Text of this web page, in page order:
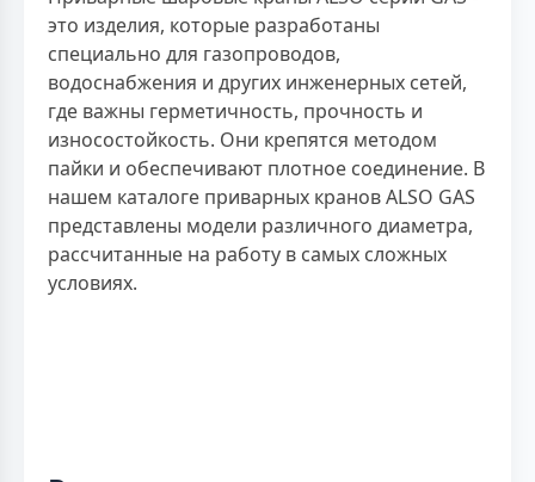
это изделия, которые разработаны
специально для газопроводов,
водоснабжения и других инженерных сетей,
где важны герметичность, прочность и
износостойкость. Они крепятся методом
пайки и обеспечивают плотное соединение. В
нашем каталоге приварных кранов ALSO GAS
представлены модели различного диаметра,
рассчитанные на работу в самых сложных
условиях.